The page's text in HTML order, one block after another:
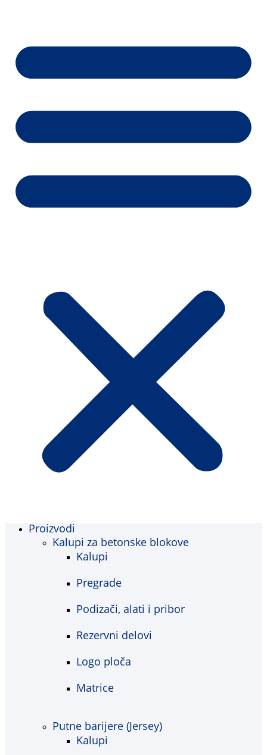
Proizvodi
Kalupi za betonske blokove
Kalupi
Pregrade
Podizači, alati i pribor
Rezervni delovi
Logo ploča
Matrice
Putne barijere (Jersey)
Kalupi